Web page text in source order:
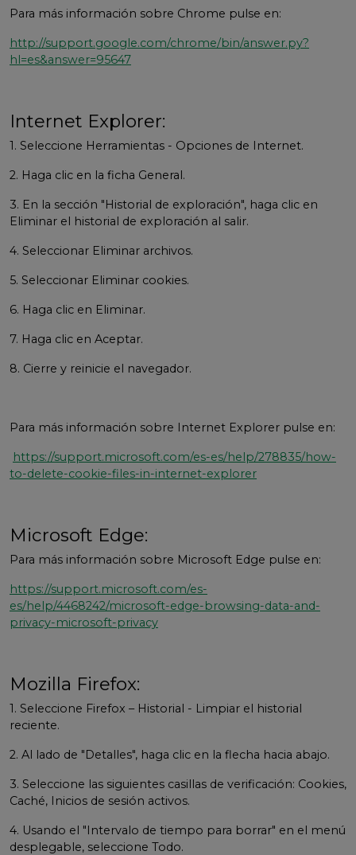
Para más información sobre Chrome pulse en:
http://support.google.com/chrome/bin/answer.py?
hl=es&answer=95647
Internet Explorer:
1. Seleccione Herramientas - Opciones de Internet.
2. Haga clic en la ficha General.
3. En la sección "Historial de exploración", haga clic en
Eliminar el historial de exploración al salir.
4. Seleccionar Eliminar archivos.
5. Seleccionar Eliminar cookies.
6. Haga clic en Eliminar.
7. Haga clic en Aceptar.
8. Cierre y reinicie el navegador.
Para más información sobre Internet Explorer pulse en:
https://support.microsoft.com/es-es/help/278835/how-
to-delete-cookie-files-in-internet-explorer
Microsoft Edge:
Para más información sobre Microsoft Edge pulse en:
https://support.microsoft.com/es-
es/help/4468242/microsoft-edge-browsing-data-and-
privacy-microsoft-privacy
Mozilla Firefox:
1. Seleccione Firefox – Historial - Limpiar el historial
reciente.
2. Al lado de "Detalles", haga clic en la flecha hacia abajo.
3. Seleccione las siguientes casillas de verificación: Cookies,
Caché, Inicios de sesión activos.
4. Usando el "Intervalo de tiempo para borrar" en el menú
desplegable, seleccione Todo.